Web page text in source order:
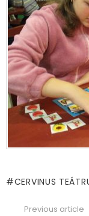
CERVINUS
Previous article